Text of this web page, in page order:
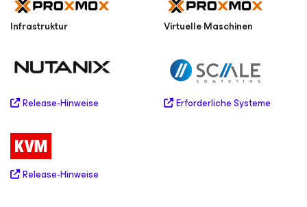
Infrastruktur Virtuelle Maschinen
Release-Hinweise Erforderliche Systeme
Release-Hinweise